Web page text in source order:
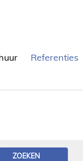
Referenties
ZOEKEN